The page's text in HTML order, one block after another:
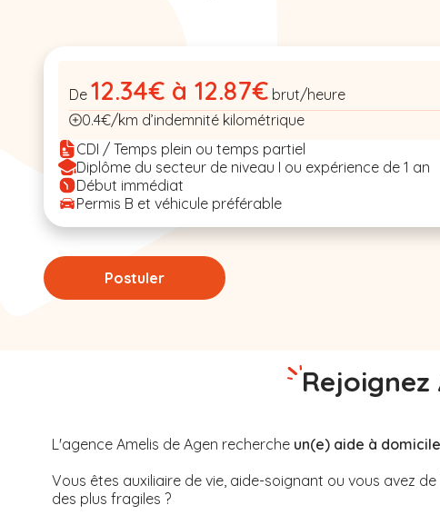
De 12.34€ à 12.87€ brut/heure
0.4€/km d’indemnité kilométrique
CDI / Temps plein ou temps partiel
Diplôme du secteur de niveau I ou expérience de 1 an
Début immédiat
Permis B et véhicule préférable
Postuler
Rejoignez
L'agence Amelis de Agen recherche un(e) aide à
Vous êtes auxiliaire de vie, aide-soignant ou vous avez
des plus fragiles ?